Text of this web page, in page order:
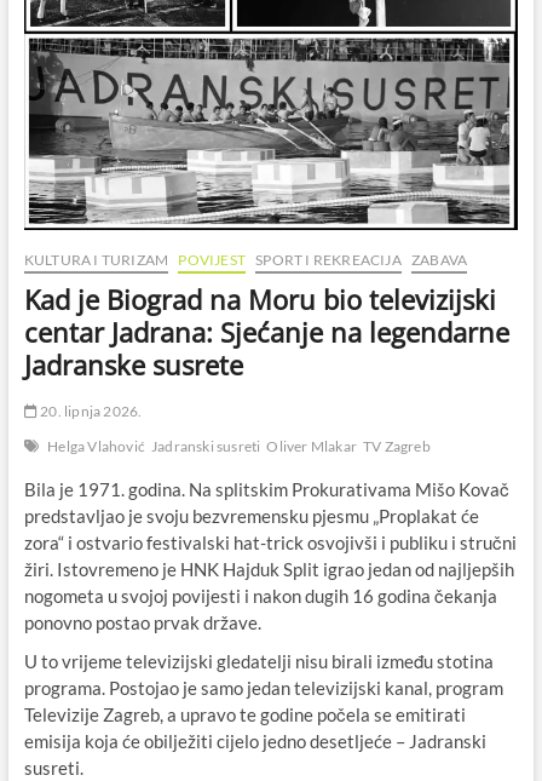
KULTURA I TURIZAM POVIJEST SPORT I REKREACIJA ZABAVA
Kad je Biograd na Moru bio televizijski
centar Jadrana: Sjećanje na legendarne
Jadranske susrete
20. lipnja 2026.
Helga Vlahović Jadranski susreti Oliver Mlakar TV Zagreb
Bila je 1971. godina. Na splitskim Prokurativama Mišo Kovač
predstavljao je svoju bezvremensku pjesmu „Proplakat će
zora“ i ostvario festivalski hat-trick osvojivši i publiku i stručni
žiri. Istovremeno je HNK Hajduk Split igrao jedan od najljepših
nogometa u svojoj povijesti i nakon dugih 16 godina čekanja
ponovno postao prvak države.
U to vrijeme televizijski gledatelji nisu birali između stotina
programa. Postojao je samo jedan televizijski kanal, program
Televizije Zagreb, a upravo te godine počela se emitirati
emisija koja će obilježiti cijelo jedno desetljeće – Jadranski
susreti.